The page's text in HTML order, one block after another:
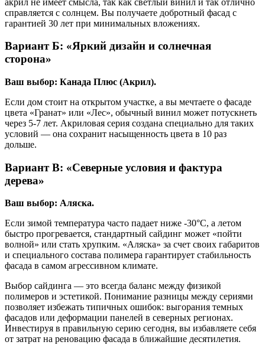
справляется с солнцем. Вы получаете добротный фасад с
гарантией 30 лет при минимальных вложениях.
Вариант Б: «Яркий дизайн и солнечная
сторона»
Ваш выбор: Канада Плюс (Акрил).
Если дом стоит на открытом участке, а вы мечтаете о фасаде
цвета «Гранат» или «Лес», обычный винил может потускнеть
через 5-7 лет. Акриловая серия создана специально для таких
условий — она сохранит насыщенность цвета в 10 раз
дольше.
Вариант В: «Северные условия и фактура
дерева»
Ваш выбор: Аляска.
Если зимой температура часто падает ниже -30°C, а летом
быстро прогревается, стандартный сайдинг может «пойти
волной» или стать хрупким. «Аляска» за счет своих габаритов
и специального состава полимера гарантирует стабильность
фасада в самом агрессивном климате.
Выбор сайдинга — это всегда баланс между физикой
полимеров и эстетикой. Понимание разницы между сериями
позволяет избежать типичных ошибок: выгорания темных
фасадов или деформации панелей в северных регионах.
Инвестируя в правильную серию сегодня, вы избавляете себя
от затрат на реновацию фасада в ближайшие десятилетия.